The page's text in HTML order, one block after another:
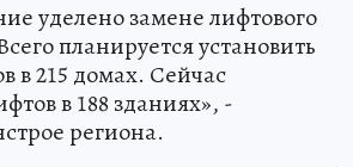
уделено замене лифтового
планируется установить
в 215 домах. Сейчас
в 188 зданиях», -
региона.